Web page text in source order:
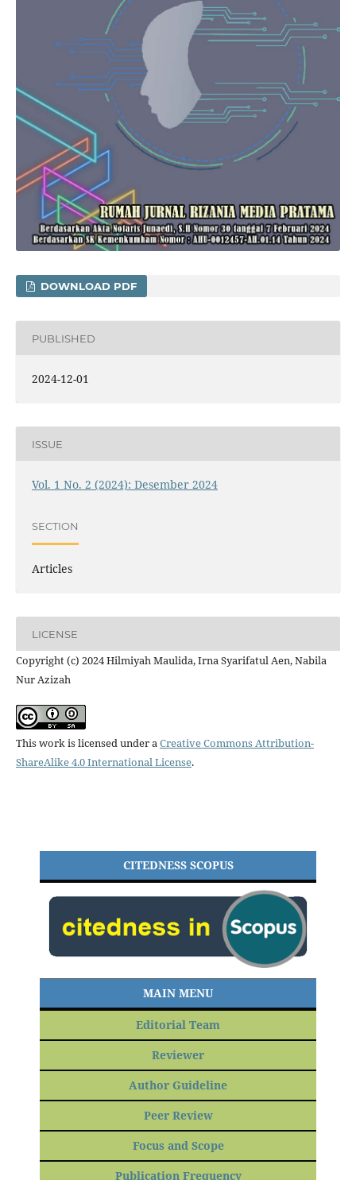
DOWNLOAD PDF
PUBLISHED
2024-12-01
ISSUE
Vol. 1 No. 2 (2024): Desember 2024
SECTION
Articles
LICENSE
Copyright (c) 2024 Hilmiyah Maulida, Irna Syarifatul Aen, Nabila
Nur Azizah
This work is licensed under aCreative Commons Attribution-
ShareAlike 4.0 International License.
CITEDNESS SCOPUS
MAIN MENU
Editorial Team
Reviewer
Author Guideline
Peer Review
Focus and Scope
Publication Frequency